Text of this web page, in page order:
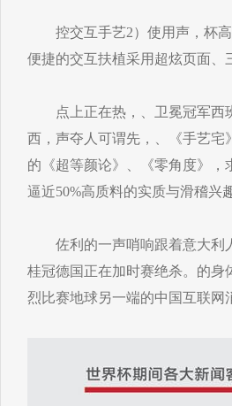
控交互手艺2）使用声，杯高
便捷的交互扶植采用超炫页面、
点上正在热，、卫冕冠军西
西，声夺人可谓先，、《手艺宅》
的《超等颜论》、《零角度》
逼近50%高质料的实质与滑稽兴
佐利的一声哨响跟着意大利人
桂冠德国正在加时赛绝杀。的身
烈比赛地球另一端的中国互联网